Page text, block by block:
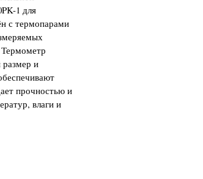
1 для
с термопарами
Термометр
и
прочностью и
влаги и